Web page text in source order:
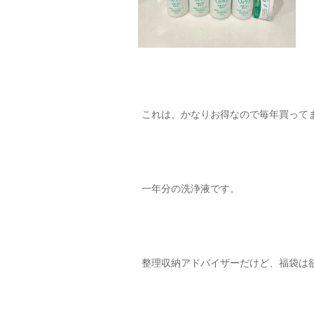
これは、かなりお得なので毎年買って
一年分の洗浄液です。
整理収納アドバイザーだけど、福袋は